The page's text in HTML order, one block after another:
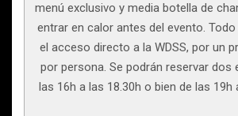
menú exclusivo y media botella de
entrar en calor antes del evento. Todo
el acceso directo a la WDSS, por un
por persona. Se podrán reservar dos
las 16h a las 18.30h o bien de las 19h